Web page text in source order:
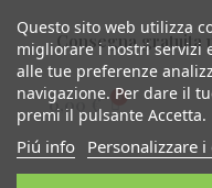
Consegna gratuita
0,00 €
Questo sito web utilizza
migliorare i nostri servizi
alle tue preferenze
navigazione. Per dare il
premi il pulsante Accetta.
Piú info Personalizzare